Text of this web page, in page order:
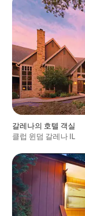
갈레나의 호텔 객실
클럽 윈덤 갈레나 IL